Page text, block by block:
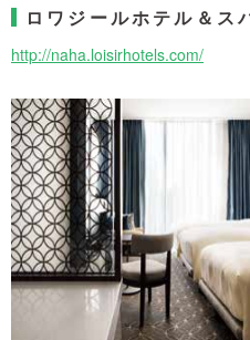
ロワジールホテル＆
http://naha.loisirhotels.com/